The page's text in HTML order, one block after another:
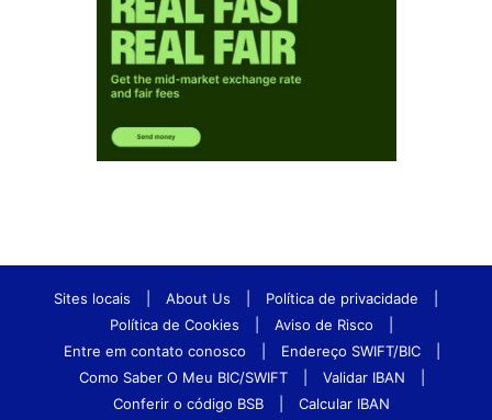
Sites locais About Us Política de privacidade
Política de Cookies
Aviso de Risco
Entre em contato conosco
Endereço SWIFT/BIC
Como Saber O Meu BIC/SWIFT
Validar IBAN
Conferir o código BSB
Calcular IBAN